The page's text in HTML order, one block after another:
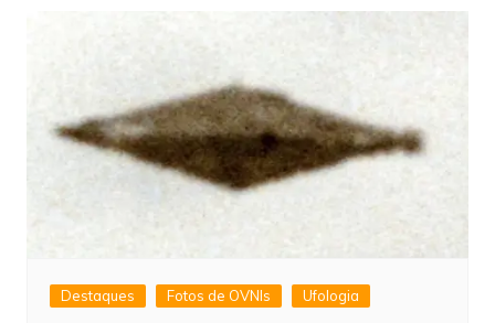
Destaques Fotos de OVNIs Ufologia